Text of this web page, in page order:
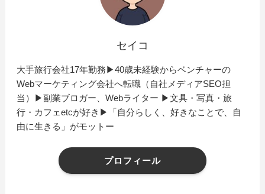
セイコ
大手旅行会社17年勤務▶︎40歳未経験からベンチャーの
Webマーケティング会社へ転職（自社メディアSEO担
当）▶︎副業ブロガー、Webライター ▶︎文具・写真・旅
行・カフェetcが好き▶︎「自分らしく、好きなことで、自
由に生きる」がモットー
プロフィール